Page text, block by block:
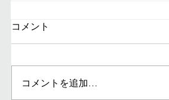
2026 名芸卒展
コメント
コメントを追加…